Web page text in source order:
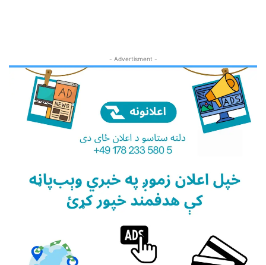
- Advertisment -